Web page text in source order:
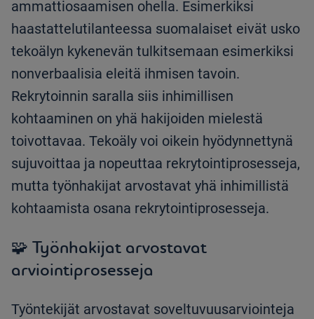
ammattiosaamisen ohella. Esimerkiksi
haastattelutilanteessa suomalaiset eivät usko
tekoälyn kykenevän tulkitsemaan esimerkiksi
nonverbaalisia eleitä ihmisen tavoin.
Rekrytoinnin saralla siis inhimillisen
kohtaaminen on yhä hakijoiden mielestä
toivottavaa. Tekoäly voi oikein hyödynnettynä
sujuvoittaa ja nopeuttaa rekrytointiprosesseja,
mutta työnhakijat arvostavat yhä inhimillistä
kohtaamista osana rekrytointiprosesseja.
🧩 Työnhakijat arvostavat
arviointiprosesseja
Työntekijät arvostavat soveltuvuusarviointeja